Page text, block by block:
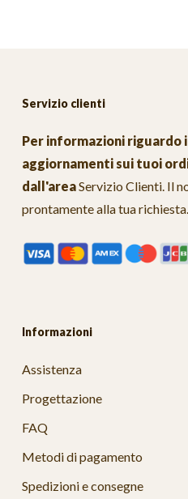
Servizio clienti
Per informazioni
aggiornamenti sui tuoi
dall'areaServizio Clienti. Il
prontamente alla tua richiesta.
Informazioni
Assistenza
Progettazione
FAQ
Metodi di pagamento
Spedizioni e consegne